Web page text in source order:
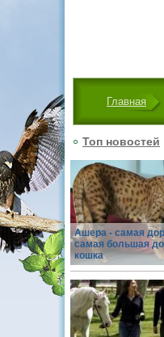
Главная
Топ новостей
Ашера - самая
самая большая
кошка